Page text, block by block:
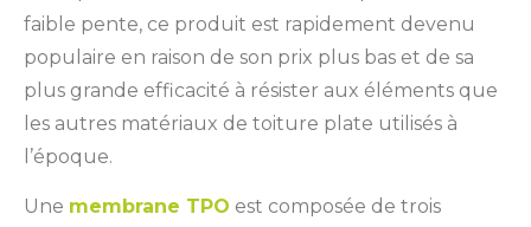
faible pente, ce produit est rapidement devenu
populaire en raison de son prix plus bas et de sa
plus grande efficacité à résister aux éléments que
les autres matériaux de toiture plate utilisés à
l’époque.
Une membrane TPO est composée de trois